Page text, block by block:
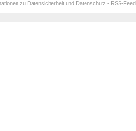
zu Datensicherheit und Datenschutz - RSS-